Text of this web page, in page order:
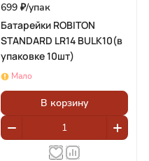
699 ₽/упак
Батарейки ROBITON
STANDARD LR14 BULK10(в
упаковке 10шт)
Мало
В корзину